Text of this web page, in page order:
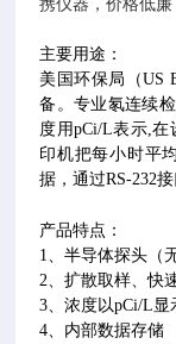
携仪器，价格低廉
主要用途：
美国环保局（US
备。专业氡连续
度用pCi/L表示,在
印机把每小时平
据，通过RS-232
产品特点：
1、半导体探头（
2、扩散取样、快
3、浓度以pCi/L显
4、内部数据存储